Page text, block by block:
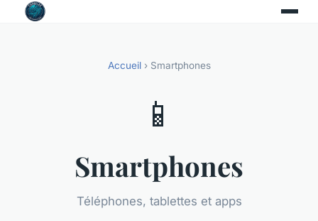
Accueil› Smartphones
📱
Smartphones
Téléphones, tablettes et apps